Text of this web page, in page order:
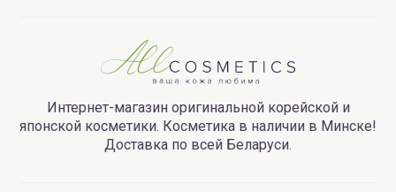
Интернет-магазин оригинальной корейской и
японской косметики. Косметика в наличии в Минске!
Доставка по всей Беларуси.